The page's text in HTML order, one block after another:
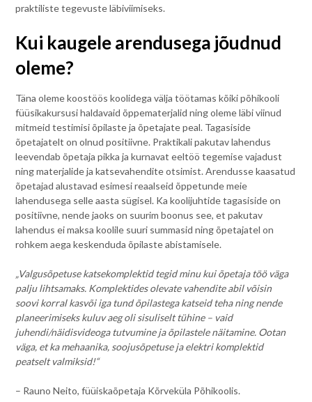
praktiliste tegevuste läbiviimiseks.
Kui kaugele arendusega jõudnud
oleme?
Täna oleme koostöös koolidega välja töötamas kõiki põhikooli
füüsikakursusi haldavaid õppematerjalid ning oleme läbi viinud
mitmeid testimisi õpilaste ja õpetajate peal. Tagasiside
õpetajatelt on olnud positiivne. Praktikali pakutav lahendus
leevendab õpetaja pikka ja kurnavat eeltöö tegemise vajadust
ning materjalide ja katsevahendite otsimist. Arendusse kaasatud
õpetajad alustavad esimesi reaalseid õppetunde meie
lahendusega selle aasta sügisel. Ka koolijuhtide tagasiside on
positiivne, nende jaoks on suurim boonus see, et pakutav
lahendus ei maksa koolile suuri summasid ning õpetajatel on
rohkem aega keskenduda õpilaste abistamisele.
„Valgusõpetuse katsekomplektid tegid minu kui õpetaja töö väga
palju lihtsamaks. Komplektides olevate vahendite abil võisin
soovi korral kasvõi iga tund õpilastega katseid teha ning nende
planeerimiseks kuluv aeg oli sisuliselt tühine – vaid
juhendi/näidisvideoga tutvumine ja õpilastele näitamine. Ootan
väga, et ka mehaanika, soojusõpetuse ja elektri komplektid
peatselt valmiksid!“
– Rauno Neito, füüiskaõpetaja Kõrveküla Põhikoolis.